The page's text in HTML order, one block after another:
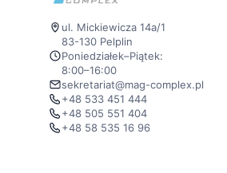
ul. Mickiewicza 14a/1
83-130 Pelplin
Poniedziałek–Piątek:
8:00–16:00
sekretariat@mag-complex.pl
+48 533 451 444
+48 505 551 404
+48 58 535 16 96